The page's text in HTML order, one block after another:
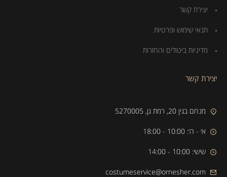
יצירת קשר
תנאי שימוש ופרטיות
מדיניות ביטולים והחזרות
יצירת קשר
מנחם בגין 20, רמת גן, 5270005
א׳ - ה׳: 10:00 - 18:00
שישי: 10:00 - 14:00
costumeservice@ornesher.com